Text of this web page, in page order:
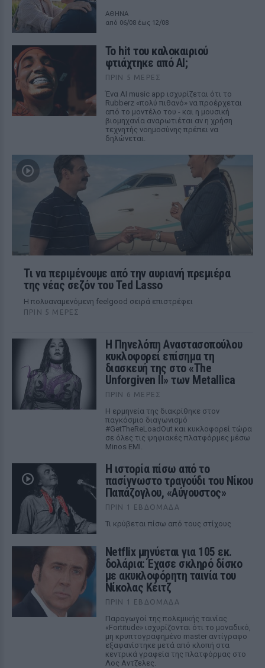
ΑΘΗΝΑ
από 06/08 έως 12/08
Το hit του καλοκαιριού
φτιάχτηκε από AI;
ΠΡΙΝ 5 ΜΈΡΕΣ
Ένα AI music app ισχυρίζεται ότι το
Rubberz «πολύ πιθανό» να προέρχεται
από το μοντέλο του - και η μουσική
βιομηχανία αναρωτιέται αν η χρήση
τεχνητής νοημοσύνης πρέπει να
δηλώνεται.
Τι να περιμένουμε από την αυριανή πρεμιέρα
της νέας σεζόν του Ted Lasso
Η πολυαναμενόμενη feelgood σειρά επιστρέφει
ΠΡΙΝ 5 ΜΈΡΕΣ
Η Πηνελόπη Αναστασοπούλου
κυκλοφορεί επίσημα τη
διασκευή της στο «The
Unforgiven II» των Metallica
ΠΡΙΝ 6 ΜΈΡΕΣ
Η ερμηνεία της διακρίθηκε στον
παγκόσμιο διαγωνισμό
#GetTheReLoadOut και κυκλοφορεί τώρα
σε όλες τις ψηφιακές πλατφόρμες μέσω
Minos EMI.
Η ιστορία πίσω από το
πασίγνωστο τραγούδι του Νίκου
Παπάζογλου, «Αύγουστος»
ΠΡΙΝ 1 ΕΒΔΟΜΆΔΑ
Τι κρύβεται πίσω από τους στίχους
Netflix μηνύεται για 105 εκ.
δολάρια: Έχασε σκληρό δίσκο
με ακυκλοφόρητη ταινία του
Νίκολας Κέιτζ
ΠΡΙΝ 1 ΕΒΔΟΜΆΔΑ
Παραγωγοί της πολεμικής ταινίας
«Fortitude» ισχυρίζονται ότι το μοναδικό,
μη κρυπτογραφημένο master αντίγραφο
εξαφανίστηκε μετά από κλοπή στα
κεντρικά γραφεία της πλατφόρμας στο
Λος Αντζελες.